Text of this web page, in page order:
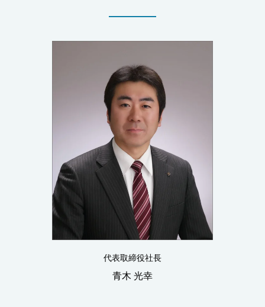
代表取締役社長
青木 光幸